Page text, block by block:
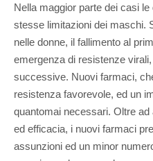
Nella maggior parte dei casi
stesse limitazioni dei maschi.
nelle donne, il fallimento al
emergenza di resistenze
successive. Nuovi farmaci,
resistenza favorevole, ed un
quantomai necessari. Oltre
ed efficacia, i nuovi farmaci
assunzioni ed un minor